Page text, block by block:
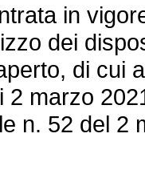
in
dei
di cui
2 marzo
n. 52 del 2